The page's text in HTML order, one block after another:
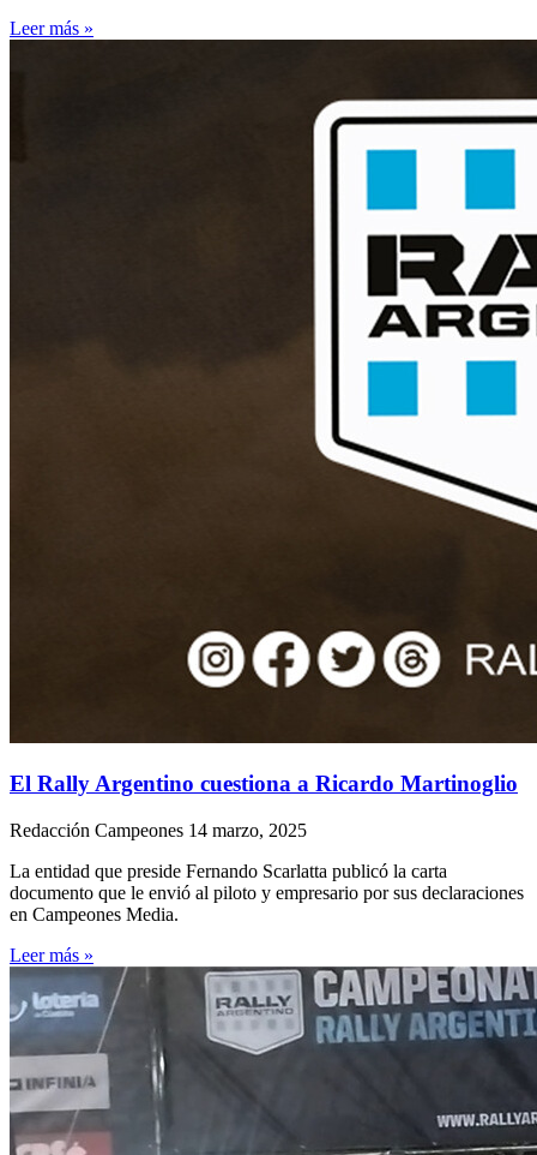
Leer más »
El Rally Argentino cuestiona a Ricardo Martinoglio
Redacción Campeones 14 marzo, 2025
La entidad que preside Fernando Scarlatta publicó la carta
documento que le envió al piloto y empresario por sus declaraciones
en Campeones Media.
Leer más »